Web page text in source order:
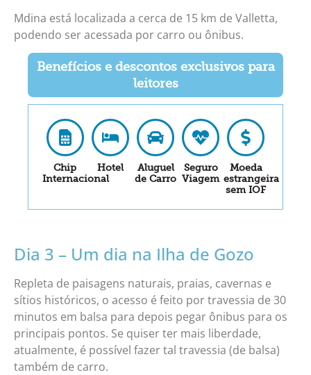
Mdina está localizada a cerca de 15 km de Valletta,
podendo ser acessada por carro ou ônibus.
Benefícios e descontos exclusivos para
leitores
Chip
Internacional
Hotel
Aluguel
de Carro
Seguro
Viagem
Moeda
estrangeira
sem IOF
Dia 3 – Um dia na Ilha de Gozo
Repleta de paisagens naturais, praias, cavernas e
sítios históricos, o acesso é feito por travessia de 30
minutos em balsa para depois pegar ônibus para os
principais pontos. Se quiser ter mais liberdade,
atualmente, é possível fazer tal travessia (de balsa)
também de carro.